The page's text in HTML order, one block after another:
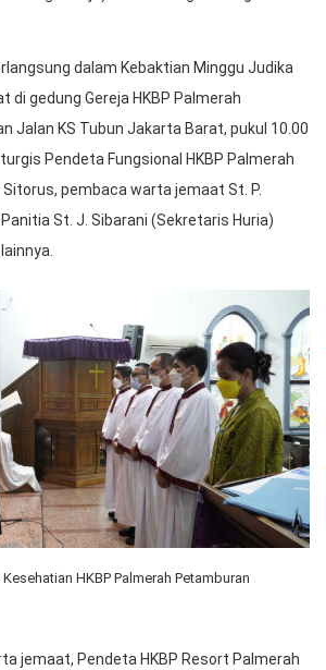
dalam Kebaktian Minggu Judika
gedung Gereja HKBP Palmerah
Jalan KS Tubun Jakarta Barat, pukul 10.00
Pendeta Fungsional HKBP Palmerah
pembaca warta jemaat St. P.
St. J. Sibarani (Sekretaris Huria)
HKBP Palmerah Petamburan
jemaat, Pendeta HKBP Resort Palmerah